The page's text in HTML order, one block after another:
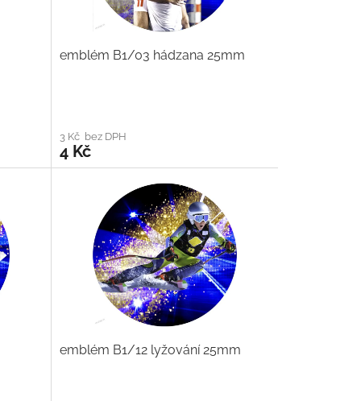
emblém B1/03 hádzana 25mm
3 Kč bez DPH
4 Kč
emblém B1/12 lyžování 25mm